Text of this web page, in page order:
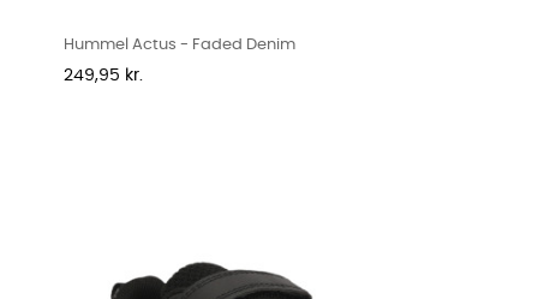
Hummel Actus - Faded Denim
Pris
249,95 kr.